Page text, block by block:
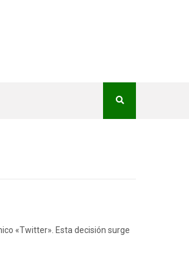
«Twitter». Esta decisión surge